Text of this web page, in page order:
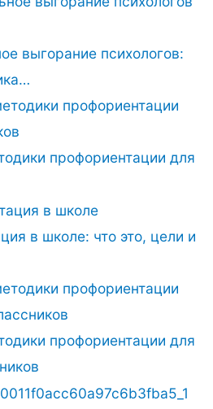
выгорание психологов:
профориентации для
в школе: что это, цели и
профориентации для